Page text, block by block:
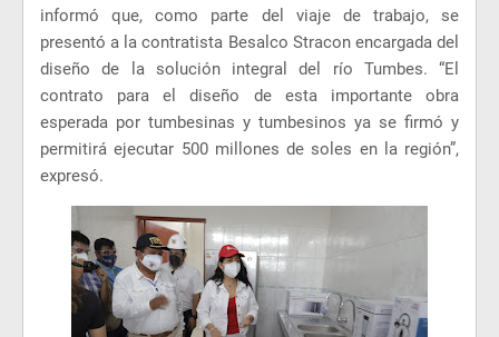
informó que, como parte del viaje de trabajo, se
presentó a la contratista Besalco Stracon encargada del
diseño de la solución integral del río Tumbes. “El
contrato para el diseño de esta importante obra
esperada por tumbesinas y tumbesinos ya se firmó y
permitirá ejecutar 500 millones de soles en la región”,
expresó.